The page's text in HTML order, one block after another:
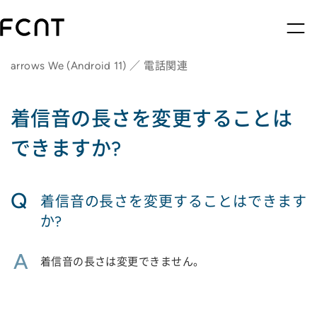
arrows We (Android 11) ／ 電話関連
着信音の長さを変更することは
できますか?
Q
着信音の長さを変更することはできます
か?
A 着信音の長さは変更できません。